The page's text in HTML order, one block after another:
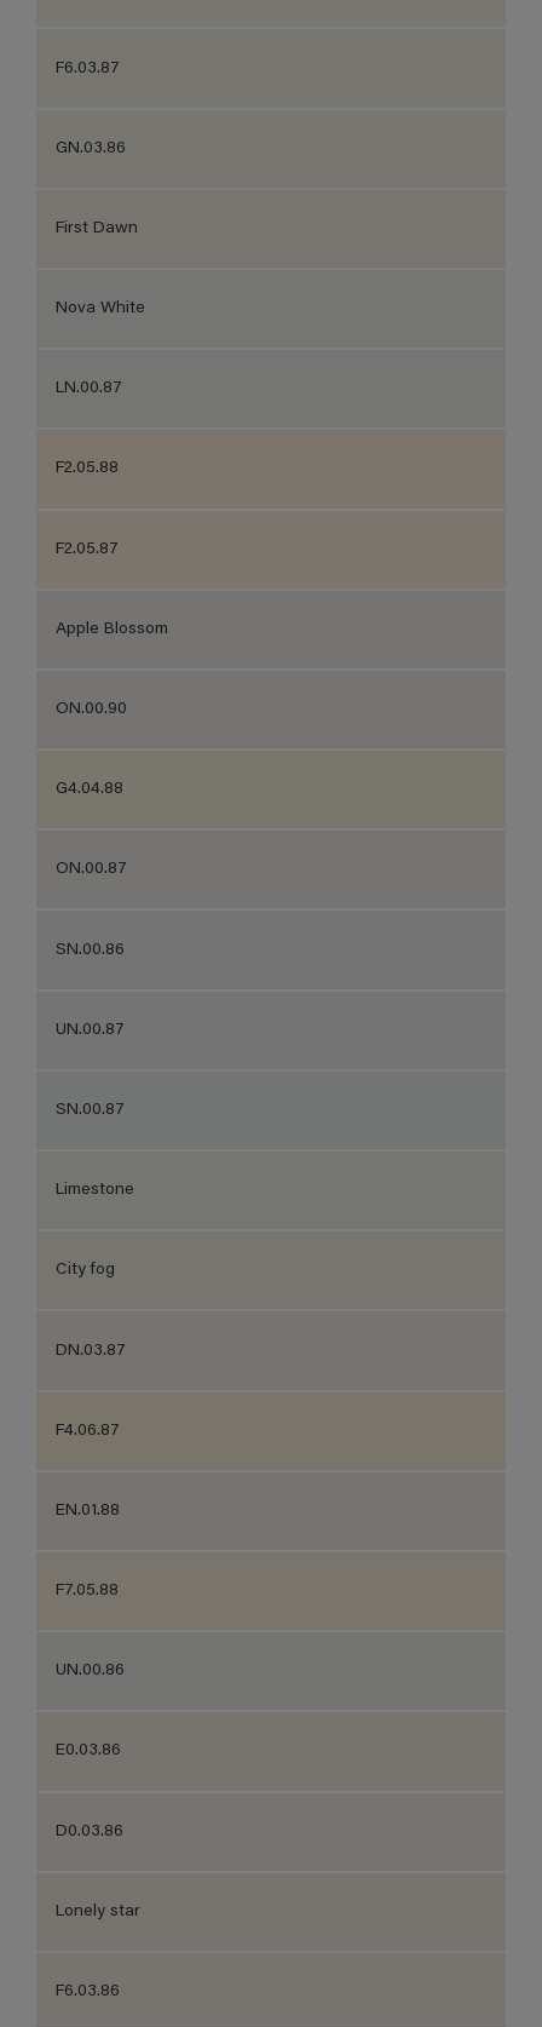
F6.03.87
GN.03.86
First Dawn
Nova White
LN.00.87
F2.05.88
F2.05.87
Apple Blossom
ON.00.90
G4.04.88
ON.00.87
SN.00.86
UN.00.87
SN.00.87
Limestone
City fog
DN.03.87
F4.06.87
EN.01.88
F7.05.88
UN.00.86
E0.03.86
D0.03.86
Lonely star
F6.03.86